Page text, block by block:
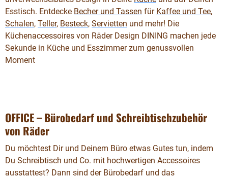
Esstisch. Entdecke Becher und Tassen für Kaffee und Tee,
Schalen, Teller, Besteck, Servietten und mehr! Die
Küchenaccessoires von Räder Design DINING machen jede
Sekunde in Küche und Esszimmer zum genussvollen
Moment
OFFICE – Bürobedarf und Schreibtischzubehör
von Räder
Du möchtest Dir und Deinem Büro etwas Gutes tun, indem
Du Schreibtisch und Co. mit hochwertigen Accessoires
ausstattest? Dann sind der Bürobedarf und das